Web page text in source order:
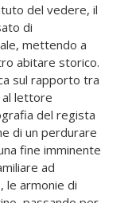
del vedere, il
di
mettendo a
abitare storico.
sul rapporto tra
lettore
del regista
di un perdurare
fine imminente
ad
le armonie di